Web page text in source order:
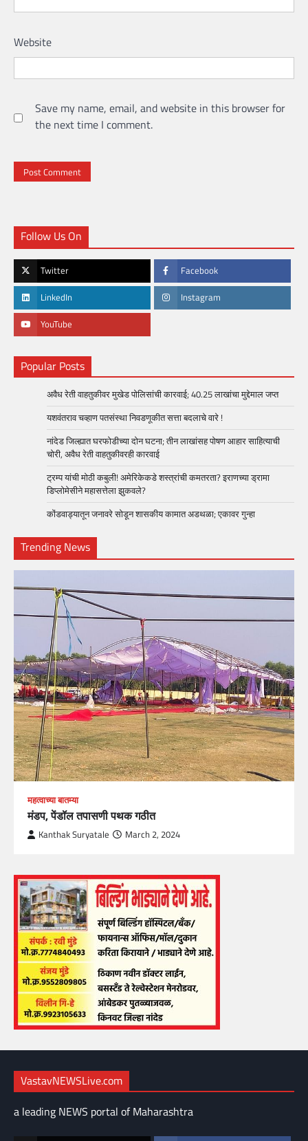
Website
Save my name, email, and website in this browser for
the next time I comment.
Follow Us On
Twitter Facebook
LinkedIn Instagram
YouTube
Popular Posts
अवैध रेती वाहतुकीवर मुखेड पोलिसांची कारवाई; 40.25 लाखांचा मुद्देमाल जप्त
यशवंतराव चव्हाण पतसंस्था निवडणूकीत सत्ता बदलाचे वारे !
नांदेड जिल्ह्यात घरफोडीच्या दोन घटना; तीन लाखांसह पोषण आहार साहित्याची
चोरी, अवैध रेती वाहतुकीवरही कारवाई
ट्रम्प यांची मोठी कबुली! अमेरिकेकडे शस्त्रांची कमतरता? इराणच्या ड्रामा
डिप्लोमेसीने महासत्तेला झुकवले?
कोंडवाड्यातून जनावरे सोडून शासकीय कामात अडथळा; एकावर गुन्हा
Trending News
महत्वाच्या बातम्या
मंडप, पेंडॉल तपासणी पथक गठीत
Kanthak Suryatale March 2, 2024
VastavNEWSLive.com
a leading NEWS portal of Maharashtra